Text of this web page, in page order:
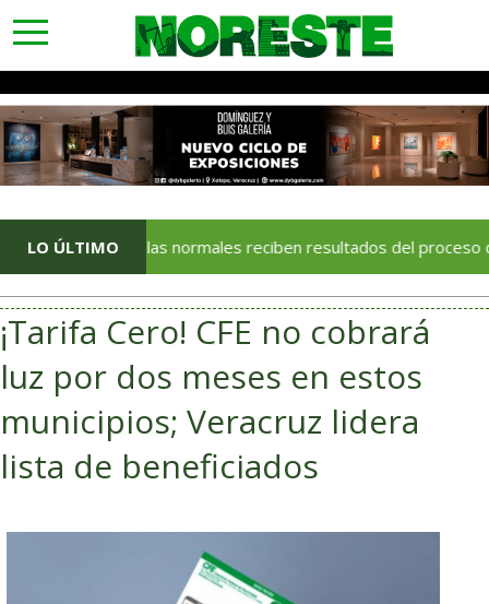
toggle
navigation
LO ÚLTIMO
Escuelas normales reciben resultados del proceso de
¡Tarifa Cero! CFE no cobrará
luz por dos meses en estos
municipios; Veracruz lidera
lista de beneficiados